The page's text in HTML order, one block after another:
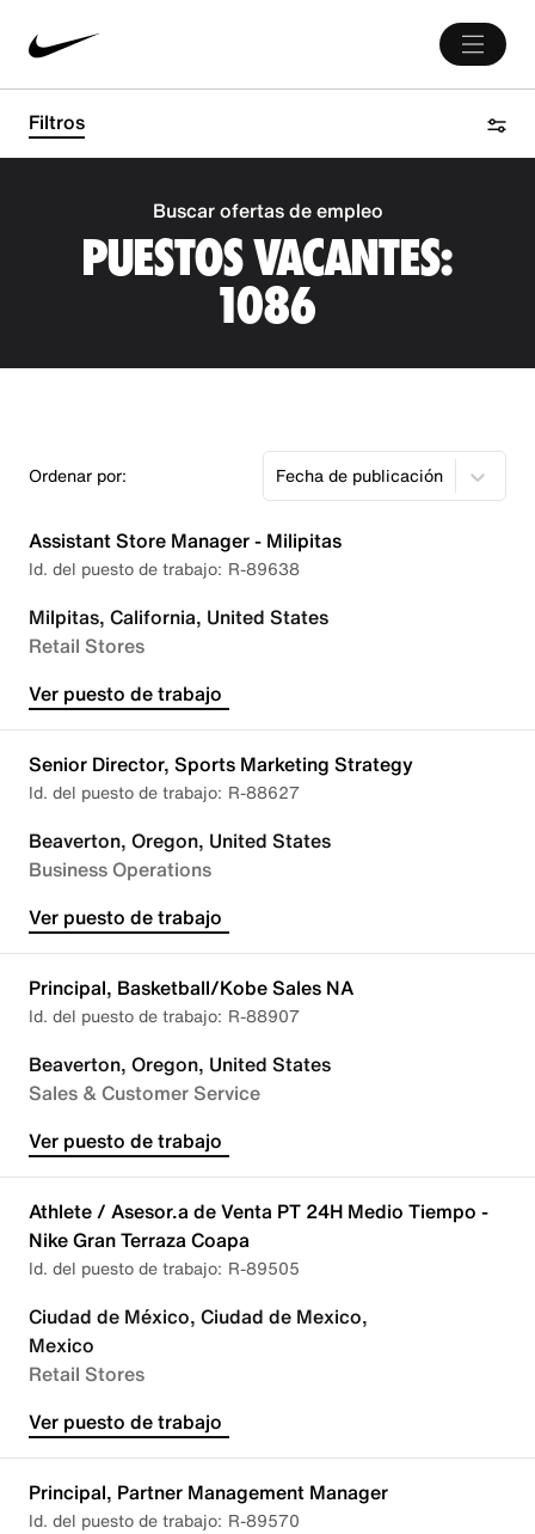
Filtros
Buscar ofertas de empleo
PUESTOS VACANTES:
1086
Ordenar por: Fecha de publicación
Assistant Store Manager - Milipitas
R-89638
Milpitas, California, United States
Retail Stores
Ver puesto de trabajo
Senior Director, Sports Marketing Strategy
R-88627
Beaverton, Oregon, United States
Business Operations
Ver puesto de trabajo
Principal, Basketball/Kobe Sales NA
R-88907
Beaverton, Oregon, United States
Sales & Customer Service
Ver puesto de trabajo
Athlete / Asesor.a de Venta PT 24H Medio Tiempo -
Nike Gran Terraza Coapa
R-89505
Ciudad de México, Ciudad de Mexico,
Mexico
Retail Stores
Ver puesto de trabajo
Principal, Partner Management Manager
R-89570